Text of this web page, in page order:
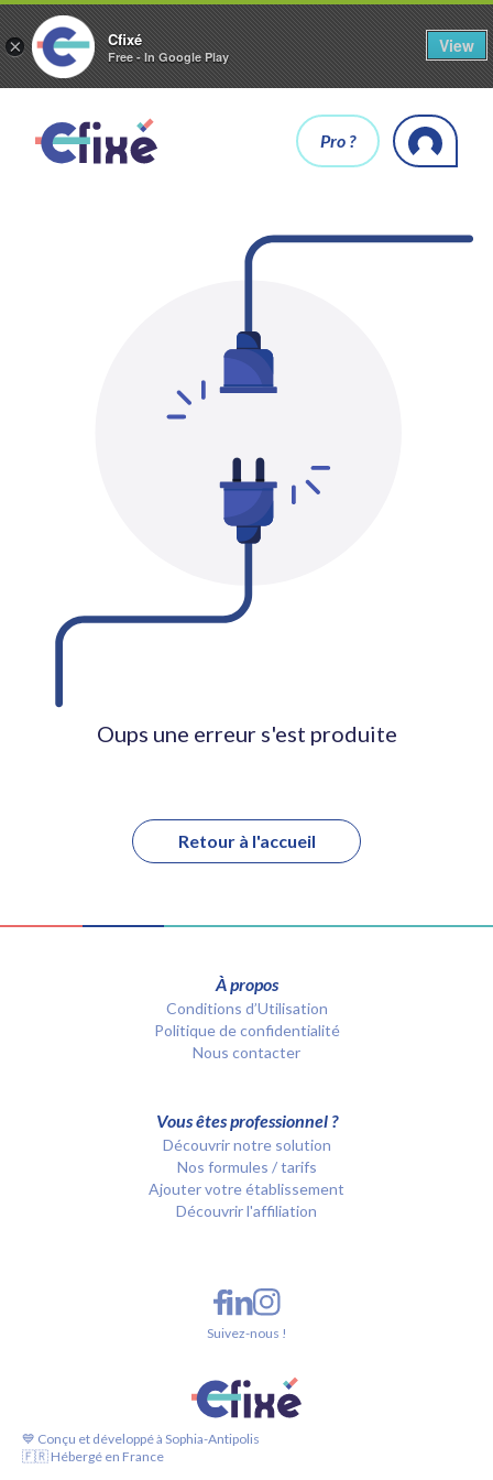
× Cfixé
Free - In Google Play
View
Pro ?
Oups une erreur s'est produite
Retour à l'accueil
À propos
Conditions d’Utilisation
Politique de confidentialité
Nous contacter
Vous êtes professionnel ?
Découvrir notre solution
Nos formules / tarifs
Ajouter votre établissement
Découvrir l'affiliation
💙 Conçu et développé à Sophia-Antipolis
🇫🇷 Hébergé en France
Suivez-nous !